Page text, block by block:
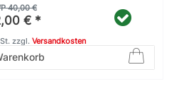
40,00 €
€ *
zzgl. Versandkosten